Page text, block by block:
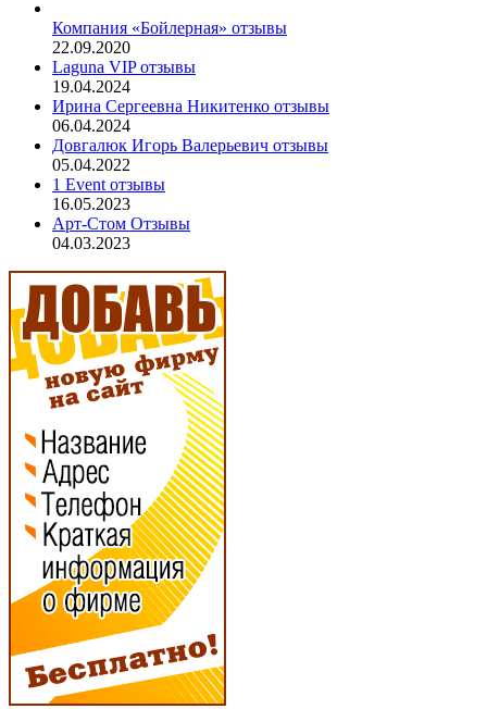
Компания «Бойлерная» отзывы
22.09.2020
Laguna VIP отзывы
19.04.2024
Ирина Сергеевна Никитенко отзывы
06.04.2024
Довгалюк Игорь Валерьевич отзывы
05.04.2022
1 Event отзывы
16.05.2023
Арт-Стом Отзывы
04.03.2023